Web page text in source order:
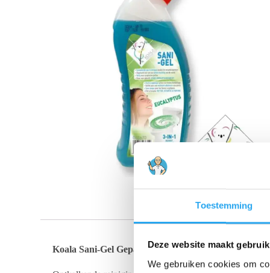
Toestemming
Deze website maakt
We gebruiken cookies om
Koala Sani-Gel Geparfumeerde Toiletgel, 750 ml